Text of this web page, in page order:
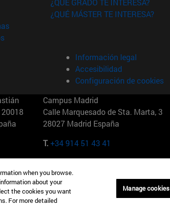
en nueva ventana)
(abre en nueva ventana)
(abre en nueva ventana)
¿QUÉ GRADO TE INTERESA?
¿QUÉ MÁSTER TE INTERESA?
Información legal
Accesibilidad
Configuración de cookies
Campus Madrid
Calle Marquesado de Sta. Marta, 3
28027 Madrid España
T.+34 914 51 43 41
York Maria-Theresia-Straße 15 81675
Múnich Alemania
T.+49 89 24209790
when you browse.
about your
the cookies you want
For more detailed
Manage cookies